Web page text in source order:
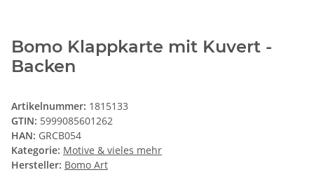
Bomo Klappkarte mit Kuvert -
Backen
Artikelnummer: 1815133
GTIN: 5999085601262
HAN: GRCB054
Kategorie: Motive & vieles mehr
Hersteller: Bomo Art